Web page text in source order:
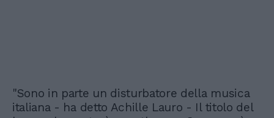
"Sono in parte un disturbatore della musica
italiana - ha detto Achille Lauro - Il titolo del